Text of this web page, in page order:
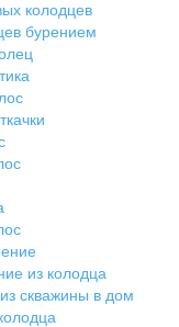
колодцев
бурением
из колодца
скважины в дом